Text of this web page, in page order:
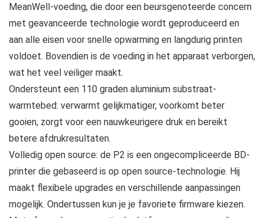
MeanWell-voeding, die door een beursgenoteerde concern
met geavanceerde technologie wordt geproduceerd en
aan alle eisen voor snelle opwarming en langdurig printen
voldoet. Bovendien is de voeding in het apparaat verborgen,
wat het veel veiliger maakt.
Ondersteunt een 110 graden aluminium substraat-
warmtebed: verwarmt gelijkmatiger, voorkomt beter
gooien, zorgt voor een nauwkeurigere druk en bereikt
betere afdrukresultaten.
Volledig open source: de P2 is een ongecompliceerde BD-
printer die gebaseerd is op open source-technologie. Hij
maakt flexibele upgrades en verschillende aanpassingen
mogelijk. Ondertussen kun je je favoriete firmware kiezen.